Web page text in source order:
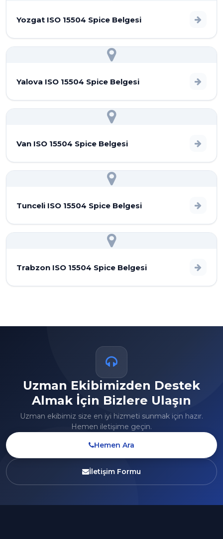
Yozgat ISO 15504 Spice Belgesi
Yalova ISO 15504 Spice Belgesi
Van ISO 15504 Spice Belgesi
Tunceli ISO 15504 Spice Belgesi
Trabzon ISO 15504 Spice Belgesi
Uzman Ekibimizden Destek
Almak İçin Bizlere Ulaşın
Uzman ekibimiz size en iyi hizmeti sunmak için hazır.
Hemen iletişime geçin.
Hemen Ara
İletişim Formu